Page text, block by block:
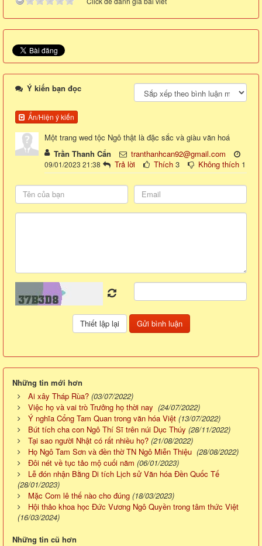
Ý kiến bạn đọc
Ẩn/Hiện ý kiến
Một trang wed tộc Ngô thật là đặc sắc và giàu văn hoá
Trần Thanh Cẩn
tranthanhcan92@gmail.com
09/01/2023 21:38 Trả lời Thích 3 Không thích 1
Những tin mới hơn
Ai xây Tháp Rùa? (03/07/2022)
Việc họ và vai trò Trưởng họ thời nay (24/07/2022)
Ý nghĩa Cổng Tam Quan trong văn hóa Việt (13/07/2022)
Bút tích cha con Ngô Thí Sĩ trên núi Dục Thúy (28/11/2022)
Tại sao người Nhật có rất nhiều họ? (21/08/2022)
Họ Ngô Tam Sơn và đền thờ TN Ngô Miễn Thiệu (28/08/2022)
Đôi nét về tục tảo mộ cuối năm (06/01/2023)
Lễ đón nhận Bằng Di tích Lịch sử Văn hóa Đền Quốc Tế
(28/01/2023)
Mặc Com lê thế nào cho đúng (18/03/2023)
Hội thảo khoa học Đức Vương Ngô Quyền trong tâm thức Việt
(16/03/2024)
Những tin cũ hơn